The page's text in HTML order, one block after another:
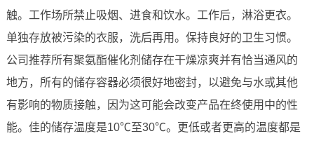
触。工作场所禁止吸烟、进食和饮水。工作后，淋浴更衣。
单独存放被污染的衣服，洗后再用。保持良好的卫生习惯。
公司推荐所有聚氨酯催化剂储存在干燥凉爽并有恰当通风的
地方，所有的储存容器必须很好地密封，以避免与水或其他
有影响的物质接触，因为这可能会改变产品在终使用中的性
能。佳的储存温度是10℃至30℃。更低或者更高的温度都是